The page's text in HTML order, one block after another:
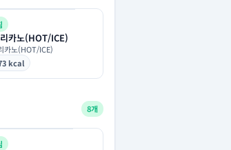
카노(HOT/ICE)
카노(HOT/ICE)
kcal
8개